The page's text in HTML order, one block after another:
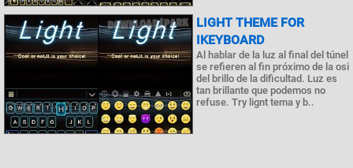
LIGHT THEME FOR
IKEYBOARD
Al hablar de la luz al final del túnel
se refieren al fin próximo de la osi
del brillo de la dificultad. Luz es
tan brillante que podemos no
refuse. Try lignt tema y b..